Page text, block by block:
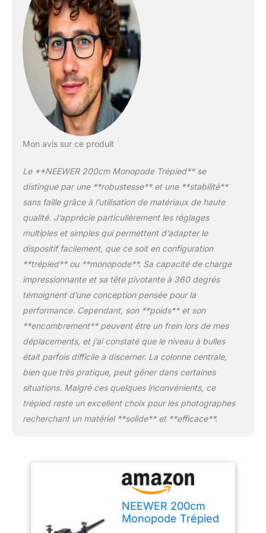
permettent de régler la
hauteur de travail de
26,4" à 78,7"/67 cm à
200 cm en quelques
secondes ; Remarque :
La ligne d'étalonnage
doit être alignée pour
être verrouillée ou la
colonne ne peut pas être
de diamètre maximum
avec une capacité de
charge jusqu'à 15 kg ; le
une taille compacte de
67 cm et un poids net de
2,6 kg pour un transport
facile avec sac ; 3 le
réglage de l'angle de la
jambe de position peut
vous aider à prendre des
photos flexibles pour
différents scénarios et
photographie
TRANSFORMER EN
MONOPODIE : L'un des
tubes de jambe de
rapidement démonté et
connecté à la colonne
monopode, offrant une
autre façon de prendre
des photos ; La hauteur
du monopode est
réglable de 21,7" à 61"/
55cm à 155cm ROTULE
Mon avis sur ce produit
Le **NEEWER 200cm Monopode Trépied** se
distingue par une **robustesse** et une **stabilité**
sans faille grâce à l’utilisation de matériaux de haute
qualité. J’apprécie particulièrement les réglages
multiples et simples qui permettent d’adapter le
dispositif facilement, que ce soit en configuration
**trépied** ou **monopode**. Sa capacité de charge
impressionnante et sa tête pivotante à 360 degrés
témoignent d’une conception pensée pour la
performance. Cependant, son **poids** et son
**encombrement** peuvent être un frein lors de mes
déplacements, et j’ai constaté que le niveau à bulles
était parfois difficile à discerner. La colonne centrale,
bien que très pratique, peut gêner dans certaines
situations. Malgré ces quelques inconvénients, ce
trépied reste un excellent choix pour les photographes
recherchant un matériel **solide** et **efficace**.
NEEWER 200cm
Monopode Trépied